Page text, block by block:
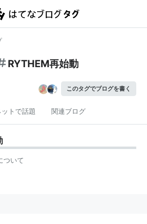
RYTHEM再始動
このタグでブログを書く
ットで話題 関連ブログ
ついて